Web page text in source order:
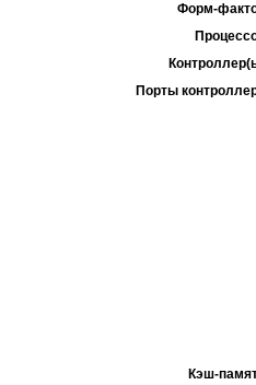
Форм-
Порты
Кэш-